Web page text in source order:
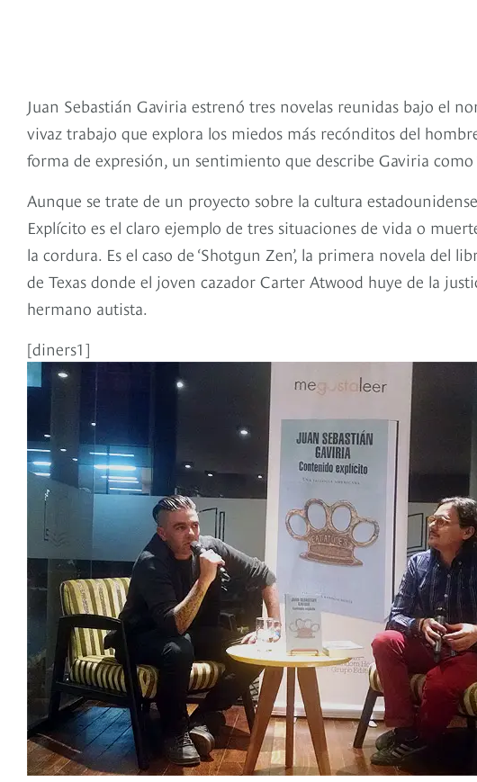
Juan Sebastián Gaviria estrenó tres novelas reunidas bajo el
vivaz trabajo que explora los miedos más recónditos del
forma de expresión, un sentimiento que describe Gaviria como
Aunque se trate de un proyecto sobre la cultura
Explícito es el claro ejemplo de tres situaciones de vida o
la cordura. Es el caso de ‘Shotgun Zen’, la primera novela del
de Texas donde el joven cazador Carter Atwood huye de la
hermano autista.
[diners1]